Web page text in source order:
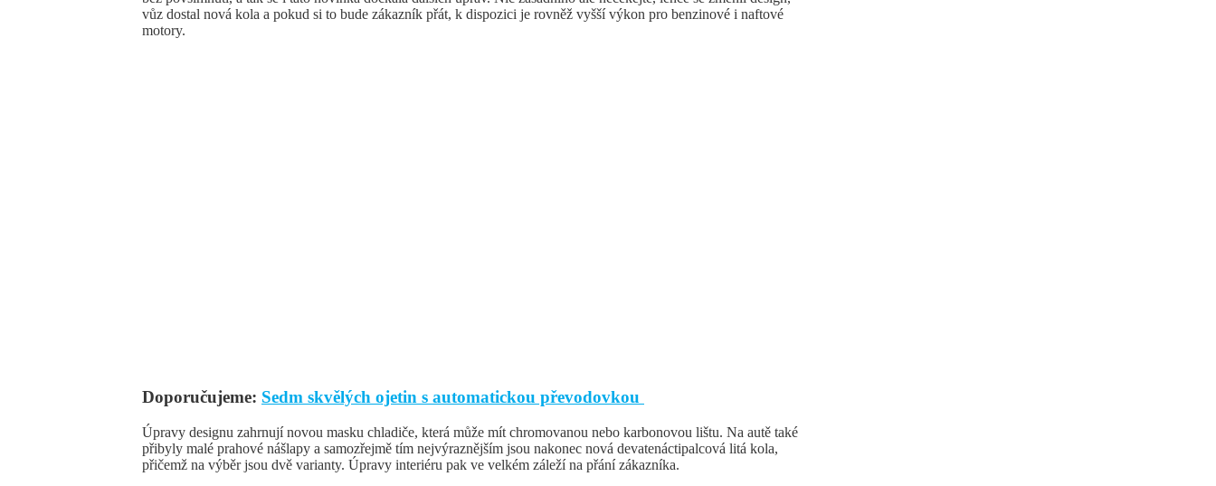
vůz dostal nová kola a pokud si to bude zákazník přát, k dispozici je rovněž vyšší výkon pro benzinové i naftové
motory.
Doporučujeme: Sedm skvělých ojetin s automatickou převodovkou
Úpravy designu zahrnují novou masku chladiče, která může mít chromovanou nebo karbonovou lištu. Na autě také
přibyly malé prahové nášlapy a samozřejmě tím nejvýraznějším jsou nakonec nová devatenáctipalcová litá kola,
přičemž na výběr jsou dvě varianty. Úpravy interiéru pak ve velkém záleží na přání zákazníka.